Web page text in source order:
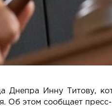
Днепра Инну Титову,
Об этом сообщает